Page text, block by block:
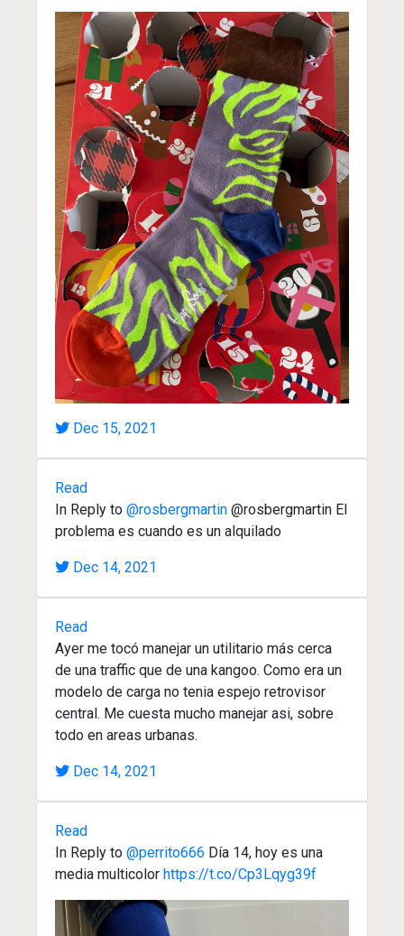
Dec 15, 2021
Read
In Reply to @rosbergmartin @rosbergmartin El
problema es cuando es un alquilado
Dec 14, 2021
Read
Ayer me tocó manejar un utilitario más cerca
de una traffic que de una kangoo. Como era un
modelo de carga no tenia espejo retrovisor
central. Me cuesta mucho manejar asi, sobre
todo en areas urbanas.
Dec 14, 2021
Read
In Reply to @perrito666 Día 14, hoy es una
media multicolor https://t.co/Cp3Lqyg39f